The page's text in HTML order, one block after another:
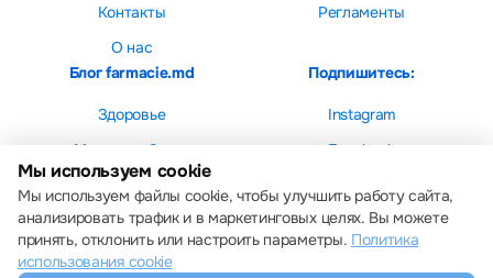
Контакты
О нас
Регламенты
Блог farmacie.md
Здоровье
Мама и ребенок
Красота
Подпишитесь:
Instagram
Facebook
Мы используем cookie
Мы используем файлы cookie, чтобы улучшить работу сайта,
анализировать трафик и в маркетинговых целях. Вы можете
принять, отклонить или настроить параметры. Политика
использования cookie